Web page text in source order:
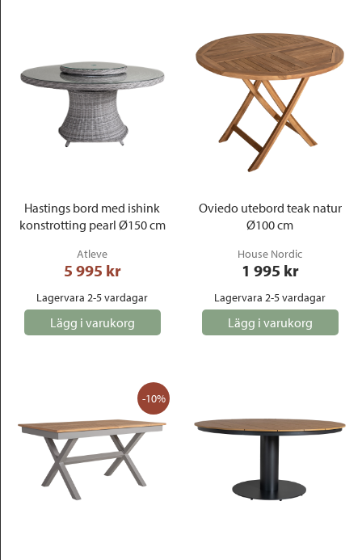
Hastings bord med ishink
konstrotting pearl Ø150 cm
Atleve
5 995 kr
Lagervara 2-5 vardagar
Lägg i varukorg
Oviedo utebord teak natur
Ø100 cm
House Nordic
1 995 kr
Lagervara 2-5 vardagar
Lägg i varukorg
-10%